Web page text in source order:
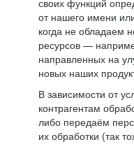
своих функций
от нашего имени
когда не обладаем
ресурсов —
направленных на
новых наших
В зависимости от
контрагентам
либо передаём
их обработки (так